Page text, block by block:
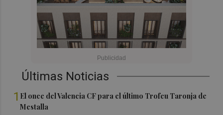
Últimas Noticias
1 El once del Valencia CF para el último Trofeu Taronja de
Mestalla